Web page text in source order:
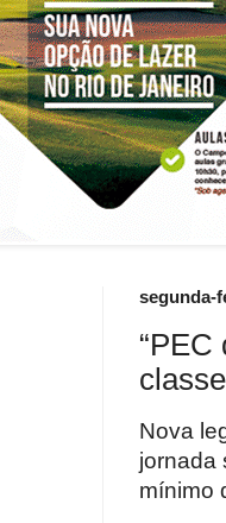
segunda-
Nova
jornada
mínimo